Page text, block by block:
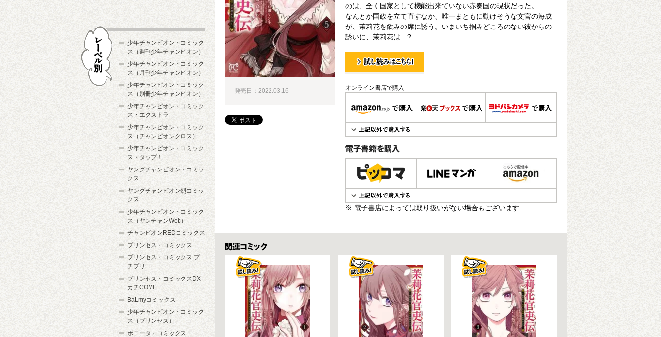
のは、全く国家として機能出来ていない赤奏国の現状だった。
なんとか国政を立て直すなか、唯一まともに動けそうな文官の海成
が、茉莉花を飲みの席に誘う。いまいち掴みどころのない彼からの
誘いに、茉莉花は…?
オンライン書店で購入
電子書籍で購入
※ 電子書店によっては取り扱いがない場合もございます
発売日：2022.03.16
関連コミックス
少年チャンピオン・コミック
ス（週刊少年チャンピオン）
少年チャンピオン・コミック
ス（月刊少年チャンピオン）
少年チャンピオン・コミック
ス（別冊少年チャンピオン）
少年チャンピオン・コミック
ス・エクストラ
少年チャンピオン・コミック
ス（チャンピオンクロス）
少年チャンピオン・コミック
ス・タップ！
ヤングチャンピオン・コミッ
クス
ヤングチャンピオン烈コミッ
クス
少年チャンピオン・コミック
ス（ヤンチャンWeb）
チャンピオンREDコミックス
プリンセス・コミックス
プリンセス・コミックス プ
チプリ
プリンセス・コミックスDX
カチCOMI
BaLmyコミックス
少年チャンピオン・コミック
ス（プリンセス）
ボニータ・コミックス